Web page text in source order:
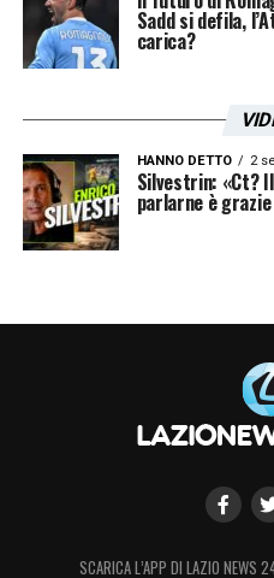
Sadd si defila,
carica?
HANNO DETTO 2
Silvestrin: «Ct?
parlarne è grazie
SCARICA L’APP DI LAZIO NEWS